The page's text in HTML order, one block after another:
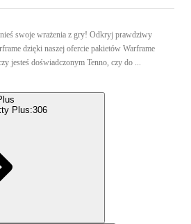
swoje wrażenia z gry! Odkryj prawdziwy
dzięki naszej ofercie pakietów Warframe
jesteś doświadczonym Tenno, czy do ...
Plus:306